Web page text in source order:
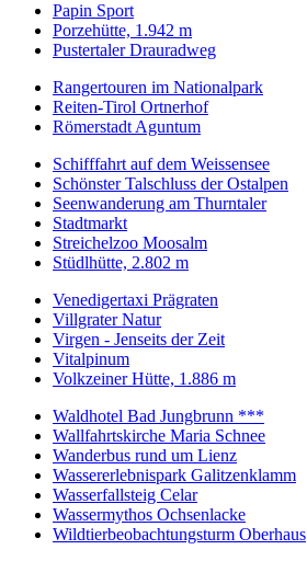
Papin Sport
Porzehütte, 1.942 m
Pustertaler Drauradweg
Rangertouren im Nationalpark
Reiten-Tirol Ortnerhof
Römerstadt Aguntum
Schifffahrt auf dem Weissensee
Schönster Talschluss der Ostalpen
Seenwanderung am Thurntaler
Stadtmarkt
Streichelzoo Moosalm
Stüdlhütte, 2.802 m
Venedigertaxi Prägraten
Villgrater Natur
Virgen - Jenseits der Zeit
Vitalpinum
Volkzeiner Hütte, 1.886 m
Waldhotel Bad Jungbrunn ***
Wallfahrtskirche Maria Schnee
Wanderbus rund um Lienz
Wassererlebnispark Galitzenklamm
Wasserfallsteig Celar
Wassermythos Ochsenlacke
Wildtierbeobachtungsturm Oberhaus